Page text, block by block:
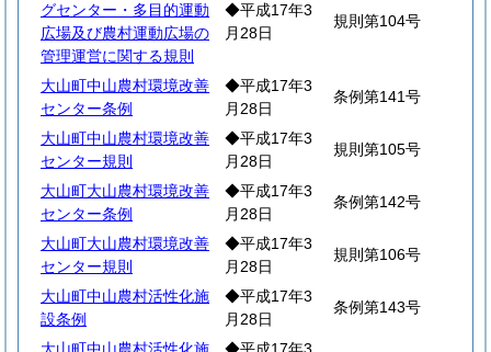
グセンター・多目的運動
広場及び農村運動広場の
管理運営に関する規則
◆平成17年3
月28日
規則第104号
大山町中山農村環境改善
センター条例
◆平成17年3
月28日
条例第141号
大山町中山農村環境改善
センター規則
◆平成17年3
月28日
規則第105号
大山町大山農村環境改善
センター条例
◆平成17年3
月28日
条例第142号
大山町大山農村環境改善
センター規則
◆平成17年3
月28日
規則第106号
大山町中山農村活性化施
設条例
◆平成17年3
月28日
条例第143号